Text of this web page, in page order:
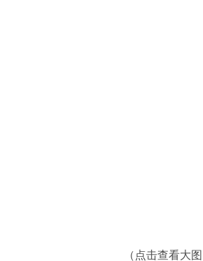
（点击查看大图